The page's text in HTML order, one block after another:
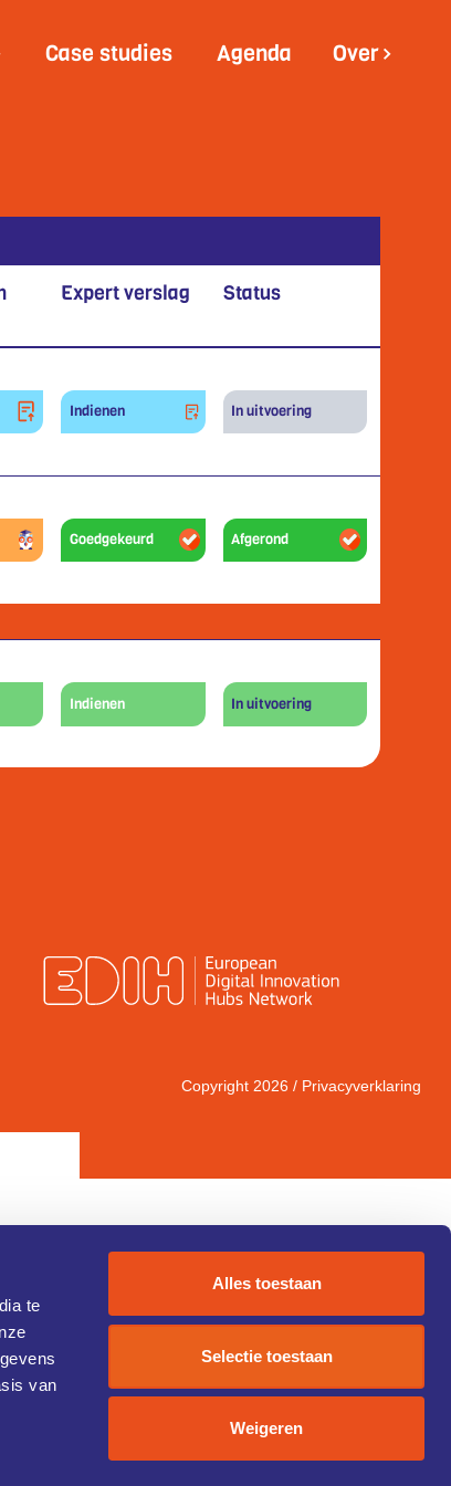
te
van
Alles toestaan
Selectie toestaan
Weigeren
Case studies Agenda Over
Expert verslag Status
Indienen In uitvoering
Goedgekeurd Afgerond
Indienen In uitvoering
Copyright 2026 / Privacyverklaring